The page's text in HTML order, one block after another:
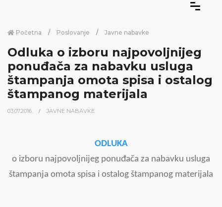
Početna Poslovanje Javne nabavke
Odluka o izboru najpovoljnijeg
ponuđača za nabavku usluga
štampanja omota spisa i ostalog
štampanog materijala
03.07.2016. JAVNE NABAVKE
ODLUKA
o izboru najpovoljnijeg ponuđača za nabavku usluga
štampanja omota spisa i ostalog štampanog materijala